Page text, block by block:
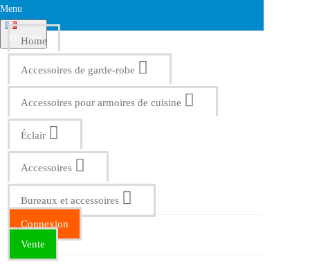
Menu
Français
Home
Accessoires de garde-robe
Accessoires pour armoires de cuisine
Éclair
Accessoires
Bureaux et accessoires
Connexion
Vente